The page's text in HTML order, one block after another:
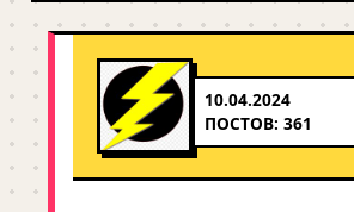
10.04.2024
ПОСТОВ: 361